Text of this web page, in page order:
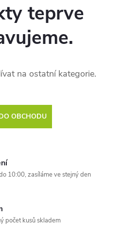
teprve
na ostatní kategorie.
OBCHODU
10:00, zasíláme ve stejný den
počet kusů skladem